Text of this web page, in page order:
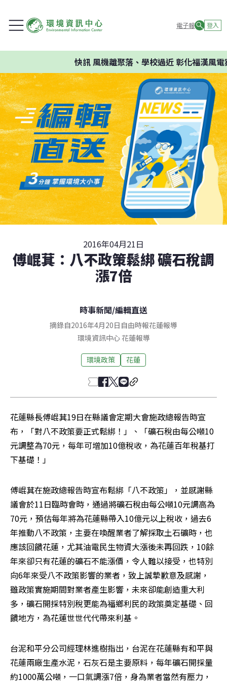
電子報 登入
快訊風機離聚落、學校過近 彰化福漢風電
2016年04月21日
傅崐萁：八不政策鬆綁 礦石稅調
漲7倍
時事新聞/編輯直送
摘錄自2016年4月20日自由時報花蓮報導
環境資訊中心 花蓮報導
環境政策 花蓮
花蓮縣長傅崐萁19日在縣議會定期大會施政總報告時宣
布，「對八不政策要正式鬆綁！」、「礦石稅由每公噸10
元調整為70元，每年可增加10億稅收，為花蓮百年稅基打
下基礎！」
傅崐萁在施政總報告時宣布鬆綁「八不政策」，並感謝縣
議會於11日臨時會時，通過將礦石稅由每公噸10元調高為
70元，預估每年將為花蓮縣帶入10億元以上稅收，過去6
年推動八不政策，主要在喚醒業者了解採取土石礦時，也
應該回饋花蓮，尤其油電民生物資大漲後未再回跌，10餘
年來卻只有花蓮的礦石不能漲價，令人難以接受，也特別
向6年來受八不政策影響的業者，致上誠摯歉意及感謝，
雖政策實施期間對業者產生影響，未來卻能創造重大利
多，礦石開採特別稅更能為福鄉利民的政策奠定基礎、回
饋地方，為花蓮世世代代帶來利基。
台泥和平分公司經理林進樹指出，台泥在花蓮縣有和平與
花蓮兩廠生產水泥，石灰石是主要原料，每年礦石開採量
約1000萬公噸，一口氣調漲7倍，身為業者當然有壓力，